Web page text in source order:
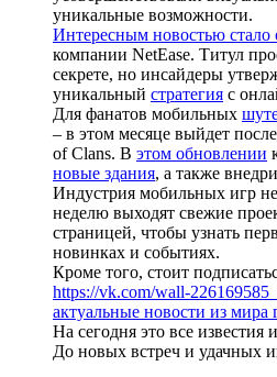
уникальные возможности.
Интересным новостью стало
компании NetEase. Титул
секрете, но инсайдеры
уникальный стратегия с
Для фанатов мобильных
– в этом месяце выйдет
of Clans. В этом обновлении
новые здания, а также
Индустрия мобильных игр
неделю выходят свежие
страницей, чтобы узнать
новинках и событиях.
Кроме того, стоит
https://vk.com/wall-
актуальные новости из мира
На сегодня это все известия
До новых встреч и удачных